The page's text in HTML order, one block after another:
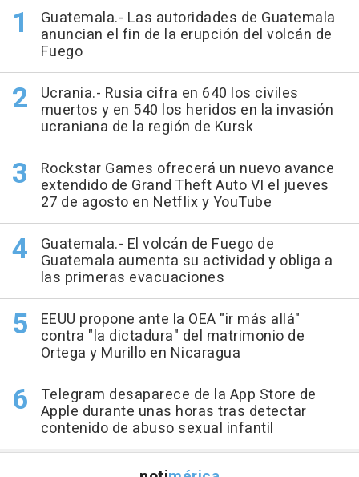
Guatemala.- Las autoridades de Guatemala
anuncian el fin de la erupción del volcán de
Fuego
Ucrania.- Rusia cifra en 640 los civiles
muertos y en 540 los heridos en la invasión
ucraniana de la región de Kursk
Rockstar Games ofrecerá un nuevo avance
extendido de Grand Theft Auto VI el jueves
27 de agosto en Netflix y YouTube
Guatemala.- El volcán de Fuego de
Guatemala aumenta su actividad y obliga a
las primeras evacuaciones
EEUU propone ante la OEA "ir más allá"
contra "la dictadura" del matrimonio de
Ortega y Murillo en Nicaragua
Telegram desaparece de la App Store de
Apple durante unas horas tras detectar
contenido de abuso sexual infantil